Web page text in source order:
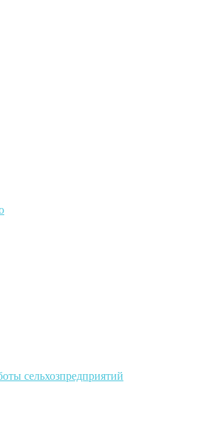
сельхозпредприятий